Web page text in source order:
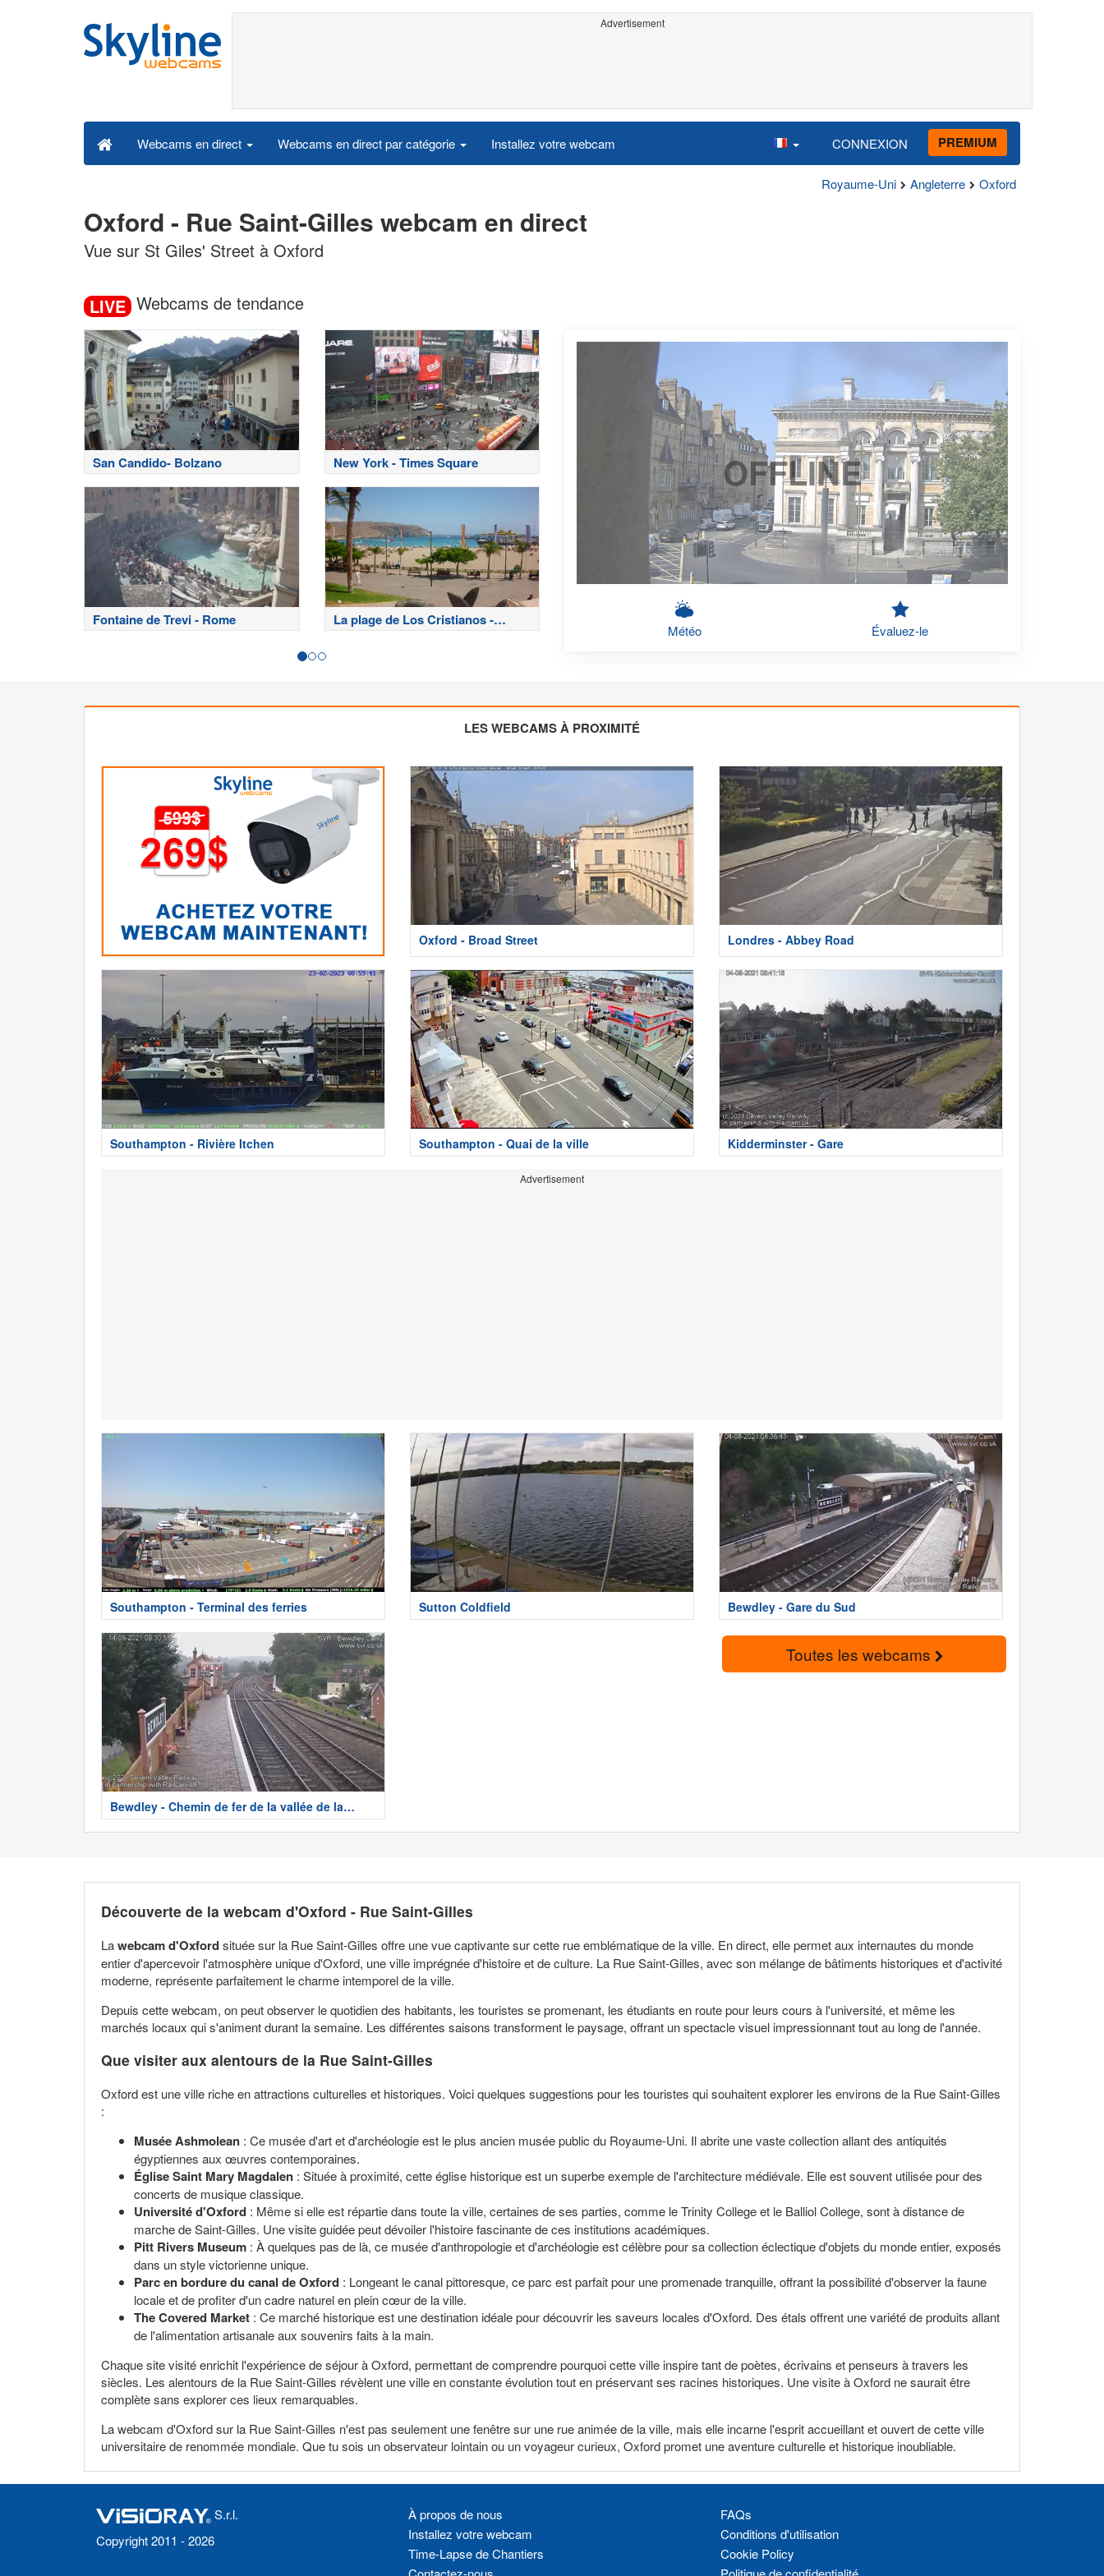
Advertisement
Webcams en direct Webcams en direct par catégorie Installez votre webcam CONNEXION PREMIUM
Royaume-Uni Angleterre Oxford
Oxford - Rue Saint-Gilles webcam en direct
Vue sur St Giles' Street à Oxford
LIVE Webcams de tendance
San Candido- Bolzano New York - Times Square
Fontaine de Trevi - Rome
La plage de Los Cristianos -
Tenerife
OFFLINE
Météo Évaluez-le
LES WEBCAMS À PROXIMITÉ
Oxford - Broad Street Londres - Abbey Road
Southampton - Rivière Itchen Southampton - Quai de la ville Kidderminster - Gare
Advertisement
Southampton - Terminal des ferries Sutton Coldfield Bewdley - Gare du Sud
Bewdley - Chemin de fer de la vallée de la
Severn
Toutes les webcams
Découverte de la webcam d'Oxford - Rue Saint-Gilles
Lawebcam d'Oxfordsituée sur la Rue Saint-Gilles offre une vue captivante sur cette rue emblématique de la ville. En direct, elle permet aux internautes du monde
entier d'apercevoir l'atmosphère unique d'Oxford, une ville imprégnée d'histoire et de culture. La Rue Saint-Gilles, avec son mélange de bâtiments historiques et d'activité
moderne, représente parfaitement le charme intemporel de la ville.
Depuis cette webcam, on peut observer le quotidien des habitants, les touristes se promenant, les étudiants en route pour leurs cours à l'université, et même les
marchés locaux qui s'animent durant la semaine. Les différentes saisons transforment le paysage, offrant un spectacle visuel impressionnant tout au long de l'année.
Que visiter aux alentours de la Rue Saint-Gilles
Oxford est une ville riche en attractions culturelles et historiques. Voici quelques suggestions pour les touristes qui souhaitent explorer les environs de la Rue Saint-Gilles
:
Musée Ashmolean : Ce musée d'art et d'archéologie est le plus ancien musée public du Royaume-Uni. Il abrite une vaste collection allant des antiquités
égyptiennes aux œuvres contemporaines.
Église Saint Mary Magdalen : Située à proximité, cette église historique est un superbe exemple de l'architecture médiévale. Elle est souvent utilisée pour des
concerts de musique classique.
Université d'Oxford : Même si elle est répartie dans toute la ville, certaines de ses parties, comme le Trinity College et le Balliol College, sont à distance de
marche de Saint-Gilles. Une visite guidée peut dévoiler l'histoire fascinante de ces institutions académiques.
Pitt Rivers Museum : À quelques pas de là, ce musée d'anthropologie et d'archéologie est célèbre pour sa collection éclectique d'objets du monde entier, exposés
dans un style victorienne unique.
Parc en bordure du canal de Oxford : Longeant le canal pittoresque, ce parc est parfait pour une promenade tranquille, offrant la possibilité d'observer la faune
locale et de profiter d'un cadre naturel en plein cœur de la ville.
The Covered Market : Ce marché historique est une destination idéale pour découvrir les saveurs locales d'Oxford. Des étals offrent une variété de produits allant
de l'alimentation artisanale aux souvenirs faits à la main.
Chaque site visité enrichit l'expérience de séjour à Oxford, permettant de comprendre pourquoi cette ville inspire tant de poètes, écrivains et penseurs à travers les
siècles. Les alentours de la Rue Saint-Gilles révèlent une ville en constante évolution tout en préservant ses racines historiques. Une visite à Oxford ne saurait être
complète sans explorer ces lieux remarquables.
La webcam d'Oxford sur la Rue Saint-Gilles n'est pas seulement une fenêtre sur une rue animée de la ville, mais elle incarne l'esprit accueillant et ouvert de cette ville
universitaire de renommée mondiale. Que tu sois un observateur lointain ou un voyageur curieux, Oxford promet une aventure culturelle et historique inoubliable.
S.r.l.
Copyright 2011 - 2026
À propos de nous
Installez votre webcam
Time-Lapse de Chantiers
FAQs
Conditions d'utilisation
Cookie Policy